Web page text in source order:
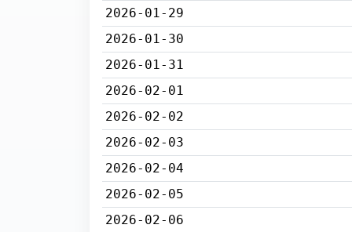
2026-01-29
2026-01-30
2026-01-31
2026-02-01
2026-02-02
2026-02-03
2026-02-04
2026-02-05
2026-02-06